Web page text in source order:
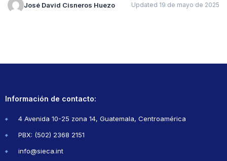
José David Cisneros Huezo Updated 19 de mayo de 2025
Información de contacto:
4 Avenida 10-25 zona 14, Guatemala, Centroamérica
PBX: (502) 2368 2151
info@sieca.int